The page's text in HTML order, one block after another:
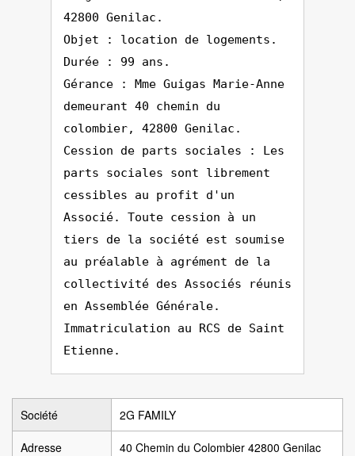
42800 Genilac.
Objet : location de logements.
Durée : 99 ans.
Gérance : Mme Guigas Marie-Anne
demeurant 40 chemin du
colombier, 42800 Genilac.
Cession de parts sociales : Les
parts sociales sont librement
cessibles au profit d'un
Associé. Toute cession à un
tiers de la société est soumise
au préalable à agrément de la
collectivité des Associés réunis
en Assemblée Générale.
Immatriculation au RCS de Saint
Etienne.
Société 2G FAMILY
Adresse 40 Chemin du Colombier 42800 Genilac